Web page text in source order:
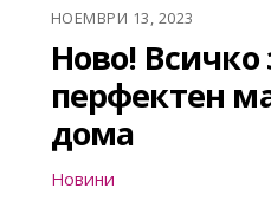
НОЕМВРИ 13, 2023
Ново! Всичко
перфектен
дома
Новини